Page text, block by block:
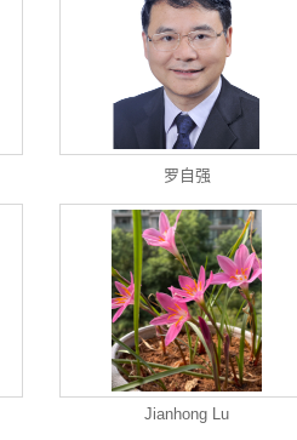
罗自强
Jianhong Lu